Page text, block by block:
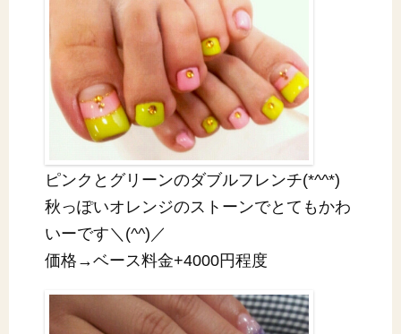
ピンクとグリーンのダブルフレンチ(*^^*)
秋っぽいオレンジのストーンでとてもかわ
いーです＼(^^)／
価格→ベース料金+4000円程度